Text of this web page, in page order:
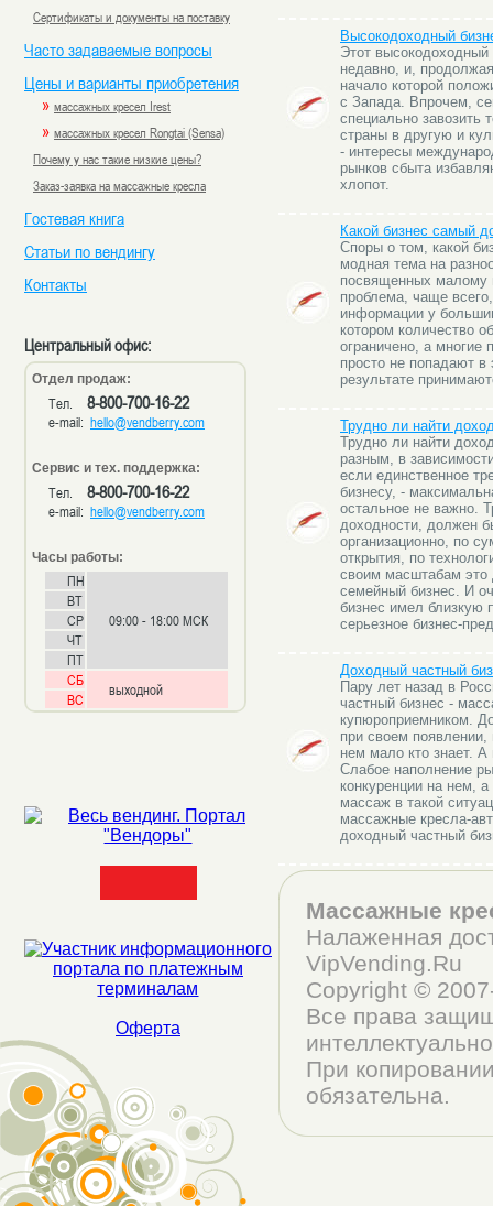
Сертификаты и документы на поставку
Часто задаваемые вопросы
Цены и варианты приобретения
» массажных кресел Irest
» массажных кресел Rongtai (Sensa)
Почему у нас такие низкие цены?
Заказ-заявка на массажные кресла
Гостевая книга
Статьи по вендингу
Контакты
Центральный офис:
Отдел продаж:
Тел. 8-800-700-16-22
e-mail: hello@vendberry.com
Сервис и тех. поддержка:
Тел. 8-800-700-16-22
e-mail: hello@vendberry.com
Часы работы:
ПН
09:00 - 18:00 МСК
ВТ
СР
ЧТ
ПТ
СБ
выходной
ВС
Оферта
Высокодоходный
Этот
недавно, и,
начало которой
с Запада. Впрочем,
специально завозить
страны в другую и
- интересы
рынков сбыта
хлопот.
Какой бизнес самый
Споры о том, какой
модная тема на
посвященных малому
проблема, чаще
информации у
котором количество
ограничено, а многие
просто не попадают в
результате
Трудно ли найти
Трудно ли найти
разным, в
если единственное
бизнесу, -
остальное не важно.
доходности, должен
организационно, по
открытия, по
своим масштабам
семейный бизнес. И
бизнес имел близкую
серьезное бизнес-
Доходный частный
Пару лет назад в
частный бизнес -
купюроприемником.
при своем появлении,
нем мало кто знает. А
Слабое наполнение
конкуренции на нем,
массаж в такой
массажные кресла-
доходный частный
Массажные
Налаженная
VipVending.Ru
Copyright ©
Все права
При
обязательна.